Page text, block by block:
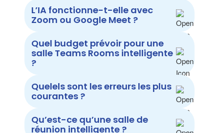
L’IA fonctionne-t-elle avec
Zoom ou Google Meet ?
Quel budget prévoir pour une
salle Teams Rooms intelligente
?
Quelels sont les erreurs les plus
courantes ?
Qu’est-ce qu’une salle de
réunion intelligente ?